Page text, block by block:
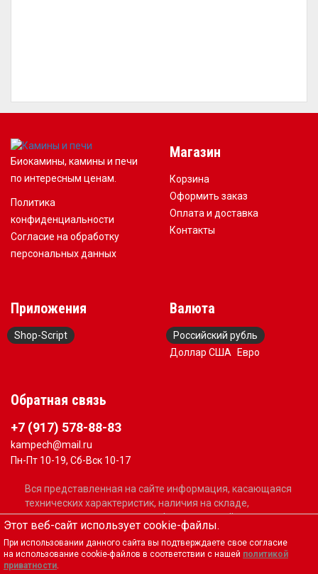
Биокамины, камины и печи
по интересным ценам.
Политика
конфиденциальности
Согласие на обработку
персональных данных
Магазин
Корзина
Оформить заказ
Оплата и доставка
Контакты
Приложения
Shop-Script
Валюта
Российский рубль
Доллар США
Евро
Обратная связь
+7 (917) 578-88-83
kampech@mail.ru
Пн-Пт 10-19, Сб-Вск 10-17
Вся представленная на сайте информация, касающаяся
технических характеристик, наличия на складе,
стоимости товаров, носит информационный характер и
не является публичной офертой, определяемой
положениями Статьи 437(2) Гражданского кодекса РФ
Этот веб-сайт использует cookie-файлы.
При использовании данного сайта вы подтверждаете свое согласие
на использование cookie-файлов в соответствии с нашей политикой
приватности.